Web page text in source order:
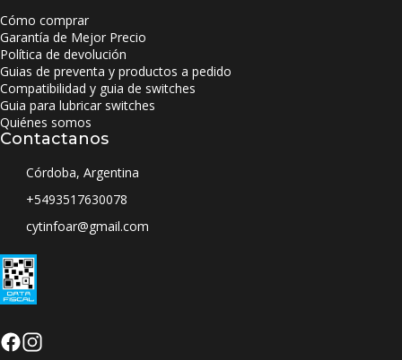
Cómo comprar
Garantía de Mejor Precio
Política de devolución
Guias de preventa y productos a pedido
Compatibilidad y guia de switches
Guia para lubricar switches
Quiénes somos
Contactanos
Córdoba, Argentina
+5493517630078
cytinfoar@gmail.com